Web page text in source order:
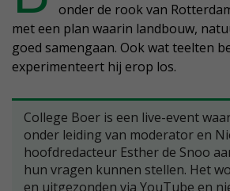
onder de rook van
met een plan waarin landbouw,
goed samengaan. Ook wat teelten
experimenteert hij erop los.
College Boer is een live-event
onder leiding van moderator en
hoofdredacteur Esther de Snoo
hun vragen kunnen stellen. Het
en uitgezonden via YouTube en